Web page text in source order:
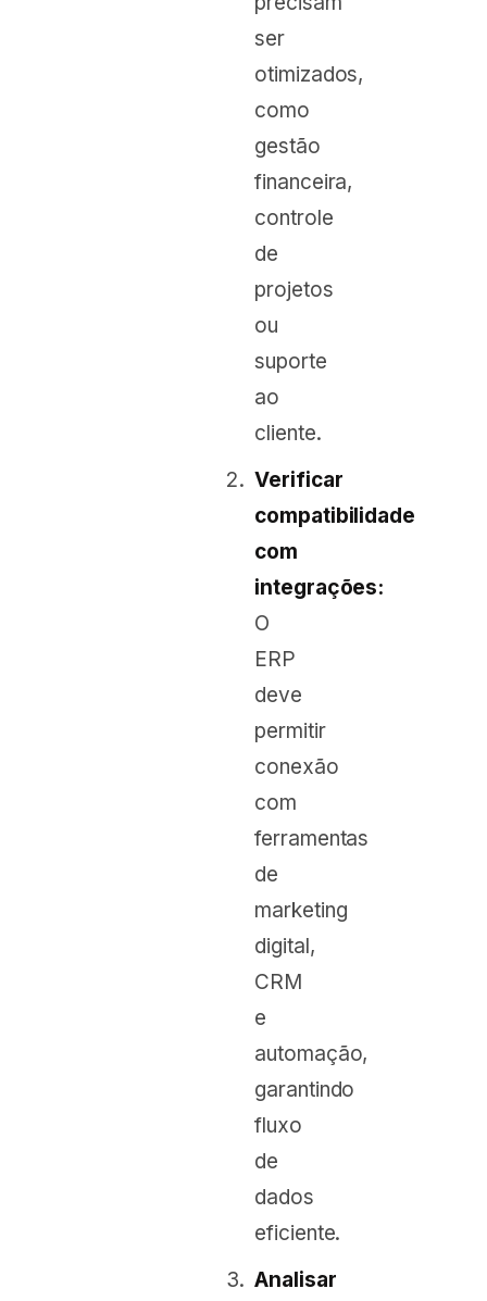
ser
otimizados,
como
gestão
financeira,
controle
de
projetos
ou
suporte
ao
cliente.
Verificar
compatibilidade
com
integrações:
O
ERP
deve
permitir
conexão
com
ferramentas
de
marketing
digital,
CRM
e
automação,
garantindo
fluxo
de
dados
eficiente.
Analisar